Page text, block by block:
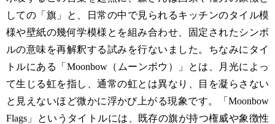
しての「旗」と、日常の中で見られるキッチンのタイル模
様や壁紙の幾何学模様とを組み合わせ、固定されたシンボ
ルの意味を再解釈する試みを行ないました。ちなみにタイ
トルにある「Moonbow（ムーンボウ）」とは、月光によっ
て生じる虹を指し、通常の虹とは異なり、目を凝らさない
と見えないほど微かに浮かび上がる現象です。「Moonbow
Flags」というタイトルには、既存の旗が持つ権威や象徴性